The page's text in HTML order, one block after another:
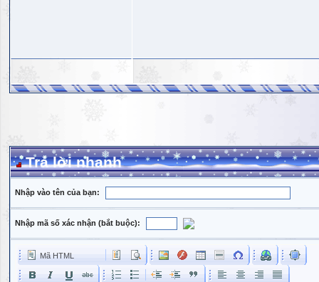
Trả lời nhanh
Nhập vào tên của bạn:
Nhập mã số xác nhận (bắt buộc):
Mã HTML